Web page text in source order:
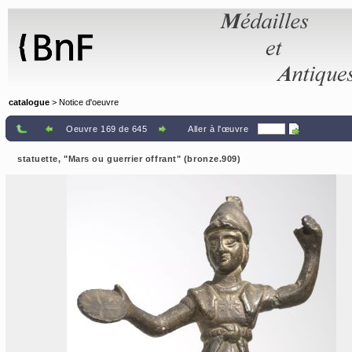
catalogue > Notice d'oeuvre
Oeuvre 169 de 645 Aller à l'œuvre
statuette, "Mars ou guerrier offrant" (bronze.909)